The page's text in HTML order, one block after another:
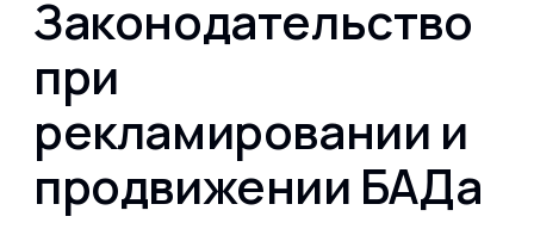
Законодательство
при
рекламировании и
продвижении БАДа